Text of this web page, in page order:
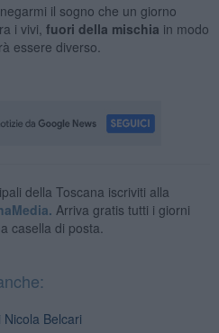
il sogno che un giorno
i vivi, fuori della mischia in modo
essere diverso.
della Toscana iscriviti alla
Arriva gratis tutti i giorni
casella di posta.
Nicola Belcari